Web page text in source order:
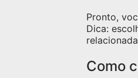
Pronto,
Dica:
Como